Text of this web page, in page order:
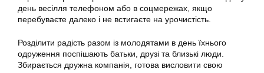
день весілля телефоном або в соцмережах, якщо
перебуваєте далеко і не встигаєте на урочистість.
Розділити радість разом із молодятами в день їхнього
одруження поспішають батьки, друзі та близькі люди.
Збирається дружна компанія, готова висловити свою